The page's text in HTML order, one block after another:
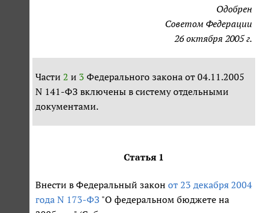
Одобрен
Советом Федерации
26 октября 2005 г.
Части 2 и 3 Федерального закона от 04.11.2005
N 141-ФЗ включены в систему отдельными
документами.
Статья 1
Внести в Федеральный закон от 23 декабря 2004
года N 173-ФЗ "О федеральном бюджете на